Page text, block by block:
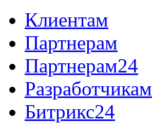
Клиентам
Партнерам
Партнерам24
Разработчикам
Битрикс24